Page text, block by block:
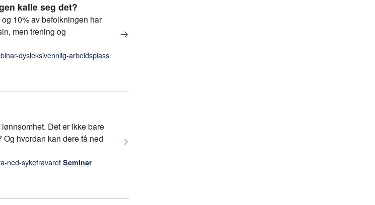
kalle seg det?​
10% av befolkningen har
men trening og
dysleksivennlig-arbeidsplass
Det er ikke bare
hvordan kan dere få ned
ned-sykefravaret Seminar